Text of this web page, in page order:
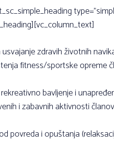
zdravih životnih
fitness/sportske opreme
bavljenje i
i zabavnih aktivnosti
povreda i opuštanja